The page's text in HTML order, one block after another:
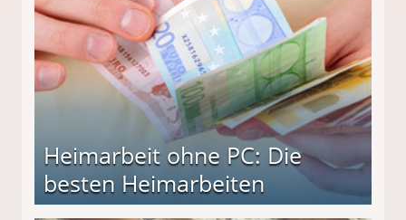
Heimarbeit ohne PC: Die
besten Heimarbeiten